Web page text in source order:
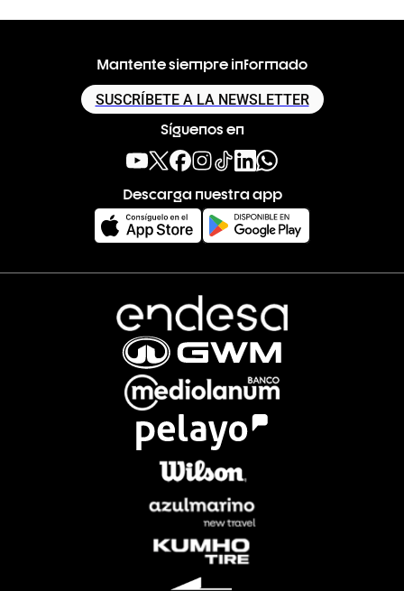
Mantente siempre informado
SUSCRÍBETE A LA NEWSLETTER
Síguenos en
Descarga nuestra app